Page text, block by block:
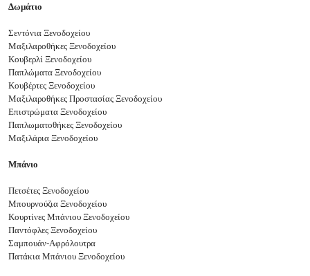
Δωμάτιο
Σεντόνια Ξενοδοχείου
Μαξιλαροθήκες Ξενοδοχείου
Κουβερλί Ξενοδοχείου
Παπλώματα Ξενοδοχείου
Κουβέρτες Ξενοδοχείου
Μαξιλαροθήκες Προστασίας Ξενοδοχείου
Επιστρώματα Ξενοδοχείου
Παπλωματοθήκες Ξενοδοχείου
Μαξιλάρια Ξενοδοχείου
Μπάνιο
Πετσέτες Ξενοδοχείου
Μπουρνούζια Ξενοδοχείου
Κουρτίνες Μπάνιου Ξενοδοχείου
Παντόφλες Ξενοδοχείου
Σαμπουάν-Αφρόλουτρα
Πατάκια Μπάνιου Ξενοδοχείου